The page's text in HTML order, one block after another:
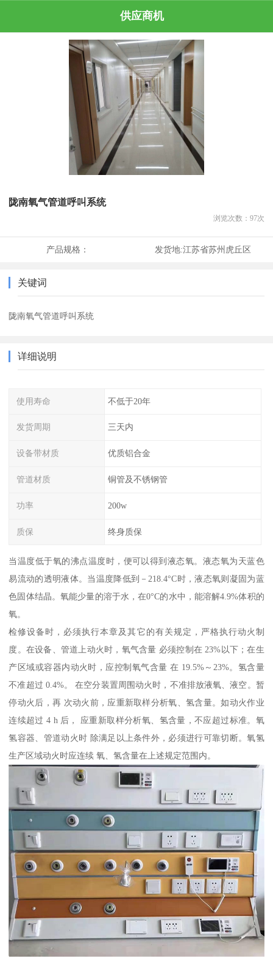
供应商机
陇南氧气管道呼叫系统
浏览次数： 97次
产品规格： 发货地:江苏省苏州虎丘区
关键词
陇南氧气管道呼叫系统
详细说明
使用寿命 不低于20年
发货周期 三天内
设备带材质 优质铝合金
管道材质 铜管及不锈钢管
功率 200w
质保 终身质保
当温度低于氧的沸点温度时，便可以得到液态氧。液态氧为天蓝色
易流动的透明液体。当温度降低到－218.4°C时，液态氧则凝固为蓝
色固体结晶。氧能少量的溶于水，在0°C的水中，能溶解4.9%体积的
氧。
检修设备时，必须执行本章及其它的有关规定，严格执行动火制
度。在设备、管道上动火时，氧气含量 必须控制在 23%以下；在生
产区域或容器内动火时，应控制氧气含量 在 19.5%～23%。氢含量
不准超过 0.4%。 在空分装置周围动火时，不准排放液氧、液空。暂
停动火后，再 次动火前，应重新取样分析氧、氢含量。如动火作业
连续超过 4 h 后， 应重新取样分析氧、氢含量，不应超过标准。氧
氢容器、管道动火时 除满足以上条件外，必须进行可靠切断。氧氢
生产区域动火时应连续 氧、氢含量在上述规定范围内。